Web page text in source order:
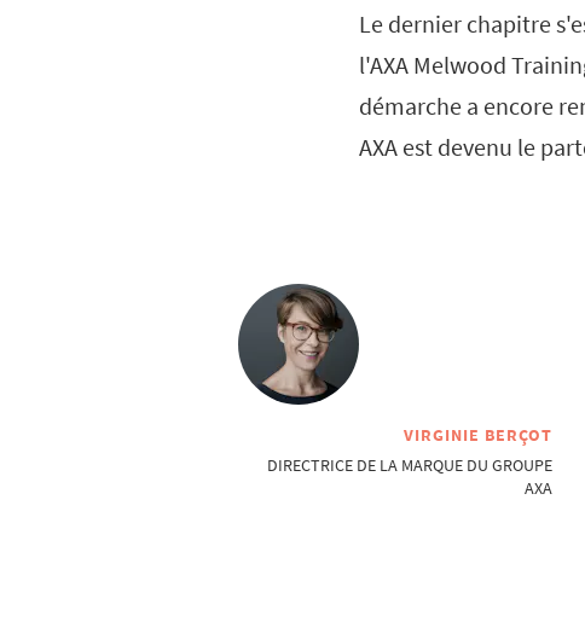
Le dernier chapitre
l'AXA Melwood
démarche a encore
AXA est devenu le
VIRGINIE BERÇOT
DIRECTRICE DE LA MARQUE DU GROUPE
AXA